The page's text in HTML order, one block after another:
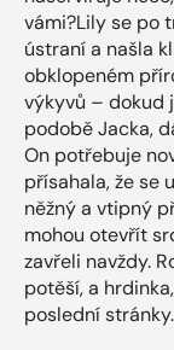
vámi?Lily se po
ústraní a našla
obklopeném
výkyvů – dokud
podobě Jacka,
On potřebuje
přísahala, že se
něžný a vtipný
mohou otevřít
zavřeli navždy.
potěší, a
poslední stránky.